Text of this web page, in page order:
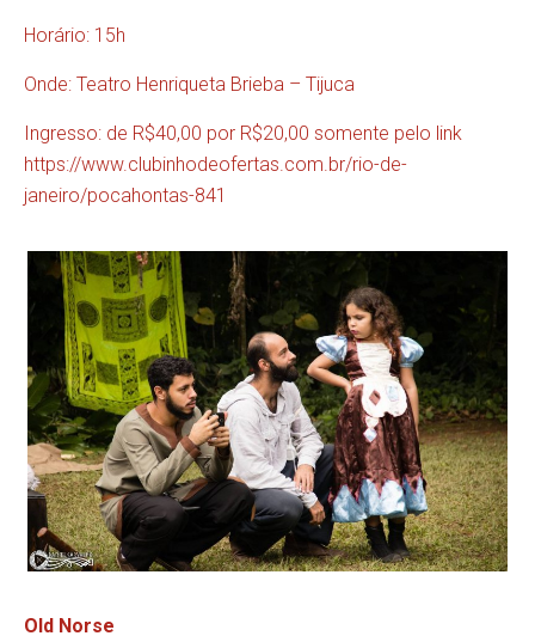
Horário: 15h
Onde: Teatro Henriqueta Brieba – Tijuca
Ingresso: de R$40,00 por R$20,00 somente pelo link
https://www.clubinhodeofertas.com.br/rio-de-
janeiro/pocahontas-841
Old Norse